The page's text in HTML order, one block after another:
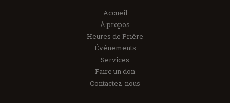
Accueil
À propos
Heures de Prière
Événements
Services
Faire un don
Contactez-nous